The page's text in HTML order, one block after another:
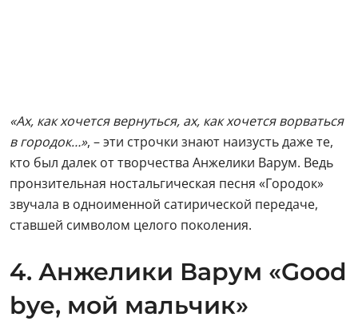
«Ах, как хочется вернуться, ах, как хочется ворваться
в городок…», – эти строчки знают наизусть даже те,
кто был далек от творчества Анжелики Варум. Ведь
пронзительная ностальгическая песня «Городок»
звучала в одноименной сатирической передаче,
ставшей символом целого поколения.
4. Анжелики Варум «Good
bye, мой мальчик»